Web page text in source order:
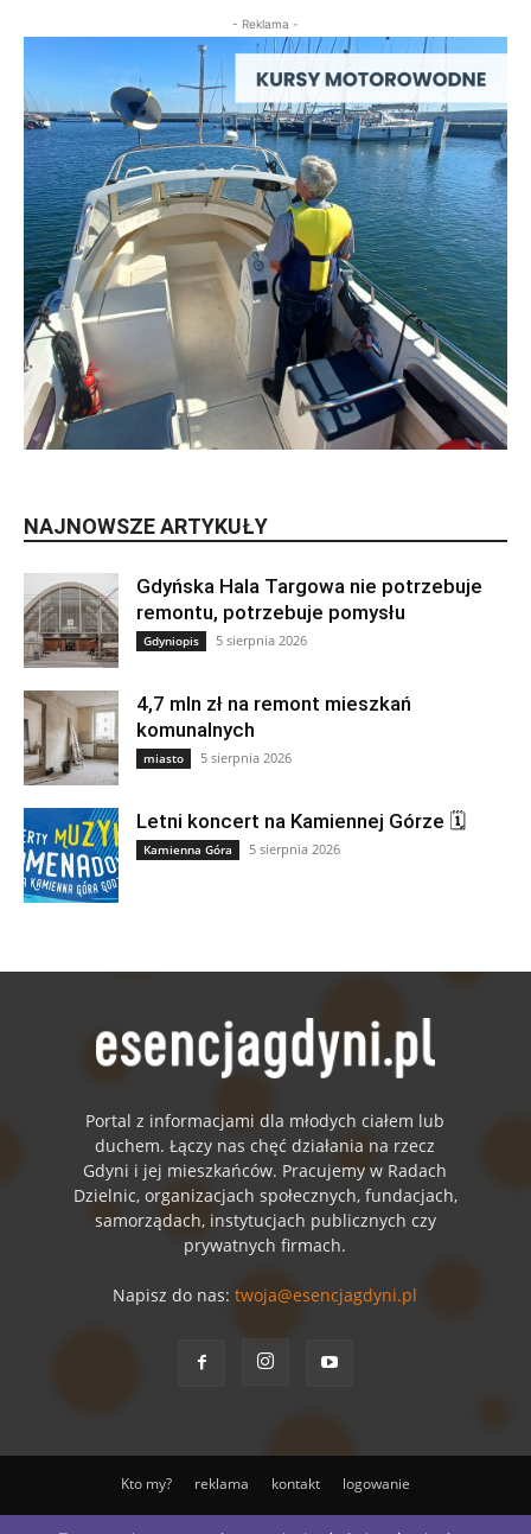
- Reklama -
NAJNOWSZE ARTYKUŁY
Gdyńska Hala Targowa nie potrzebuje
remontu, potrzebuje pomysłu
Gdyniopis 5 sierpnia 2026
4,7 mln zł na remont mieszkań
komunalnych
miasto 5 sierpnia 2026
Letni koncert na Kamiennej Górze 🗓
Kamienna Góra 5 sierpnia 2026
Portal z informacjami dla młodych ciałem lub
duchem. Łączy nas chęć działania na rzecz
Gdyni i jej mieszkańców. Pracujemy w Radach
Dzielnic, organizacjach społecznych, fundacjach,
samorządach, instytucjach publicznych czy
prywatnych firmach.
Napisz do nas:twoja@esencjagdyni.pl
Kto my? reklama kontakt logowanie